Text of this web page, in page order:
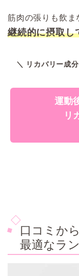
筋肉の張りも飲ま
継続的に摂取し
＼ リカバリー成
運動
リ
口コミか
最適なラ